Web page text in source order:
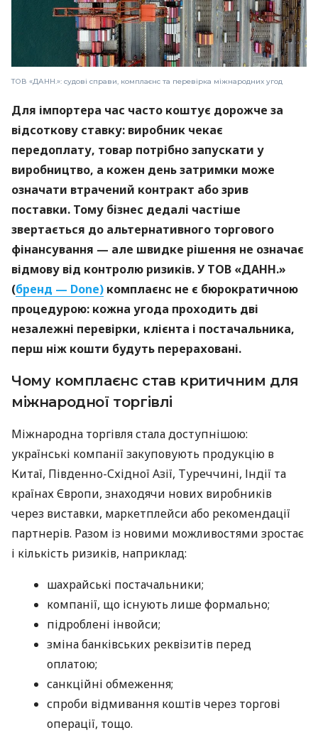
ТОВ «ДАНН.»: судові справи, комплаєнс та перевірка міжнародних угод
Для імпортера час часто коштує дорожче за
відсоткову ставку: виробник чекає
передоплату, товар потрібно запускати у
виробництво, а кожен день затримки може
означати втрачений контракт або зрив
поставки. Тому бізнес дедалі частіше
звертається до альтернативного торгового
фінансування — але швидке рішення не означає
відмову від контролю ризиків. У ТОВ «ДАНН.»
(бренд — Done) комплаєнс не є бюрократичною
процедурою: кожна угода проходить дві
незалежні перевірки, клієнта і постачальника,
перш ніж кошти будуть перераховані.
Чому комплаєнс став критичним для
міжнародної торгівлі
Міжнародна торгівля стала доступнішою:
українські компанії закуповують продукцію в
Китаї, Південно-Східної Азії, Туреччині, Індії та
країнах Європи, знаходячи нових виробників
через виставки, маркетплейси або рекомендації
партнерів. Разом із новими можливостями зростає
і кількість ризиків, наприклад:
шахрайські постачальники;
компанії, що існують лише формально;
підроблені інвойси;
зміна банківських реквізитів перед
оплатою;
санкційні обмеження;
спроби відмивання коштів через торгові
операції, тощо.